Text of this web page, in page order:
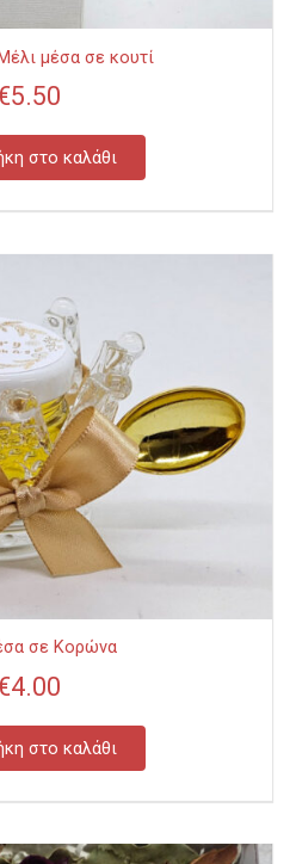
μέσα σε κουτί
5.50
στο καλάθι
σε Κορώνα
4.00
στο καλάθι